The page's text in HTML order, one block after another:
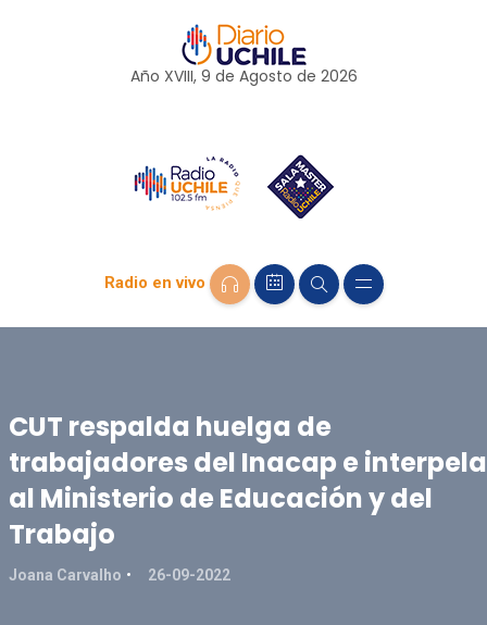
Año XVIII, 9 de Agosto de 2026
Radio en vivo
CUT respalda huelga de
trabajadores del Inacap e interpela
al Ministerio de Educación y del
Trabajo
Joana Carvalho 26-09-2022